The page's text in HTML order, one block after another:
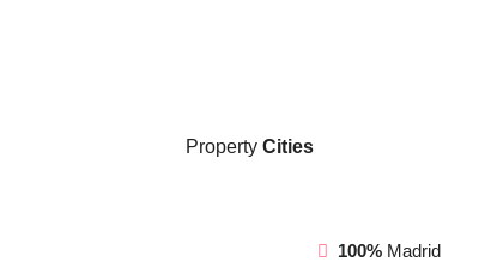
Property Cities
100% Madrid